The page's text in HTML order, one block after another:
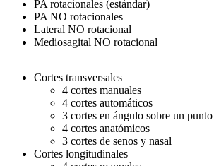
PA rotacionales (estándar)
PA NO rotacionales
Lateral NO rotacional
Mediosagital NO rotacional
Cortes transversales
4 cortes manuales
4 cortes automáticos
3 cortes en ángulo sobre un punto
4 cortes anatómicos
3 cortes de senos y nasal
Cortes longitudinales